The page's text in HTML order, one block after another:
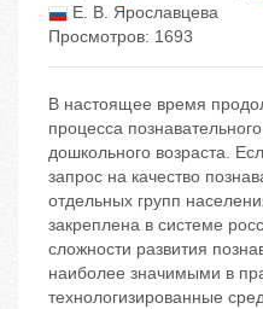
Е. В. Ярославцева
Просмотров: 1693
В настоящее время
процесса
дошкольного возраста.
запрос на качество
отдельных групп
закреплена в системе
сложности развития
наиболее значимыми в
технологизированные